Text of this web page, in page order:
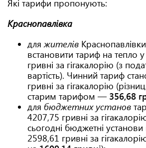
Які тарифи пропонують:
Краснопавлівка
дляжителів
встановити тариф на тепло
гривні за гігакалорію (з
вартість). Чинний тариф
гривні за гігакалорію
старим тарифом — 356,68
для бюджетних установ
4207,75 гривні за
сьогодні бюджетні установи
2598,61 гривні за